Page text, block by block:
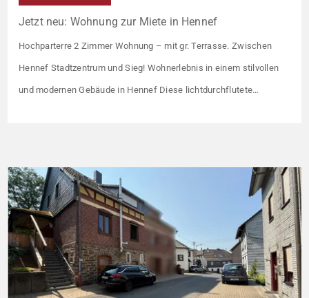
Jetzt neu: Wohnung zur Miete in Hennef
Hochparterre 2 Zimmer Wohnung – mit gr. Terrasse. Zwischen
Hennef Stadtzentrum und Sieg! Wohnerlebnis in einem stilvollen
und modernen Gebäude in Hennef Diese lichtdurchflutete
Fußbodenheizung Modern gefliestes Badezimmer mit großem
Handtuchheizkörper Beheizung über eine energieeffiziente Luft-
Wasser-Wärmepumpe Die […]